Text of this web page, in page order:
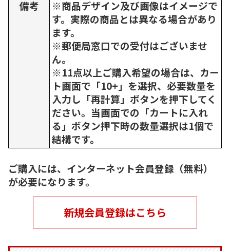
備考
※商品デザイン及び画像はイメージで
す。実際の商品とは異なる場合があり
ます。
※郵便局窓口での受付はございませ
ん。
※11点以上ご購入希望の場合は、カー
ト画面で「10+」を選択、必要数量を
入力し「再計算」ボタンを押下してく
ださい。当画面での「カートに入れ
る」ボタン押下時の数量選択は1個で
結構です。
ご購入には、インターネット会員登録（無料）
が必要になります。
新規会員登録はこちら